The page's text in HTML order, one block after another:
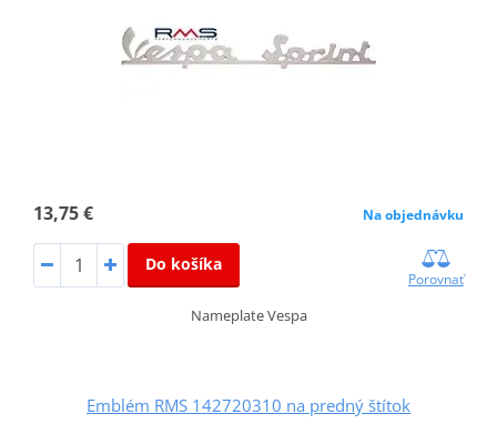
13,75 € Na objednávku
Do košíka
Porovnať
Nameplate Vespa
Emblém RMS 142720310 na predný štítok